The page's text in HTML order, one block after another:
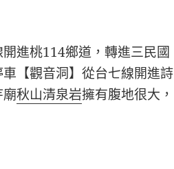
進桃114鄉道，轉進三民國
【觀音洞】從台七線開進詩
廟秋山清泉岩擁有腹地很大，